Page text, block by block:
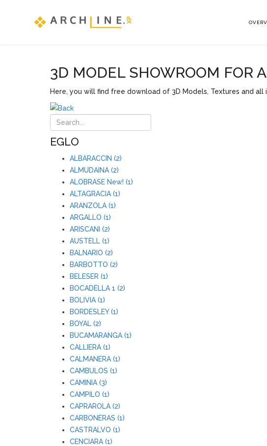
3D MODEL SHOWROOM FOR
Here, you will find free download of 3D Models, Textures and
EGLO
ALBARACCIN (2)
ALMUDAINA (2)
ALOBRASE New! (1)
ALTAGRACIA (1)
ARANZOLA (1)
ARGALLO (1)
ARISCANI (2)
AUSTELL (1)
BALNARIO (2)
BARBOTTO (2)
BELESER (1)
BOCADELLA 1 (2)
BOLIVIA (1)
BORDESLEY (1)
BOYAL (2)
BUCAMARANGA (1)
CALLIERA (1)
CALMANERA (1)
CAMBULOS (1)
CAMINIA (3)
CAMPILO (1)
CAPRAROLA (2)
CARBONERAS (1)
CASTRALVO (1)
CENCIARA (1)